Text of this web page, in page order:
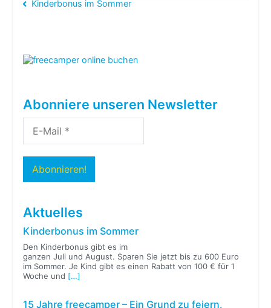
Beitragsnavigation
Kinderbonus im Sommer
Abonniere unseren Newsletter
Aktuelles
Kinderbonus im Sommer
Den Kinderbonus gibt es im
ganzen Juli und August. Sparen Sie jetzt bis zu 600 Euro
im Sommer. Je Kind gibt es einen Rabatt von 100 € für 1
Woche und […]
15 Jahre freecamper – Ein Grund zu feiern.